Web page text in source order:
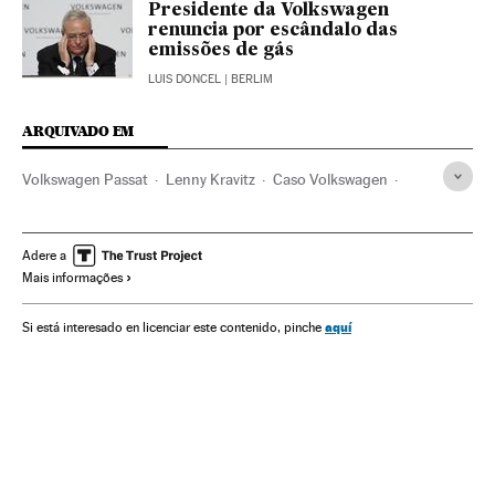
Presidente da Volkswagen
renuncia por escândalo das
emissões de gás
LUIS DONCEL | BERLIM
ARQUIVADO EM
Volkswagen Passat Lenny Kravitz Caso Volkswagen
Contaminação atmosférica
Volkswagen Group
Fabricantes automóveis América do Norte
Adere a
Mais informações
Si está interesado en licenciar este contenido, pinche aquí